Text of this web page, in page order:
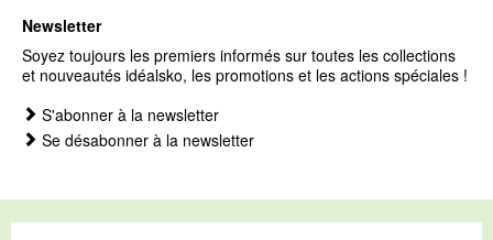
Newsletter
Soyez toujours les premiers informés sur toutes les collections
et nouveautés idéalsko, les promotions et les actions spéciales !
S'abonner à la newsletter
Se désabonner à la newsletter